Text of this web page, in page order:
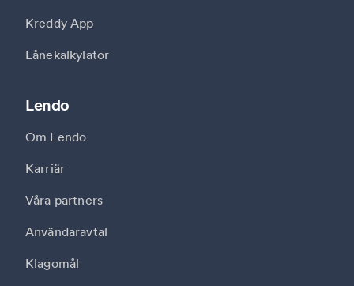
Kreddy App
Lånekalkylator
Lendo
Om Lendo
Karriär
Våra partners
Användaravtal
Klagomål